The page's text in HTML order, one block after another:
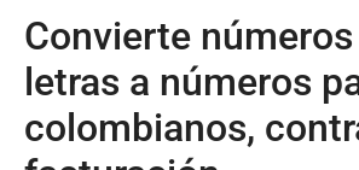
Convierte
letras a números
colombianos,